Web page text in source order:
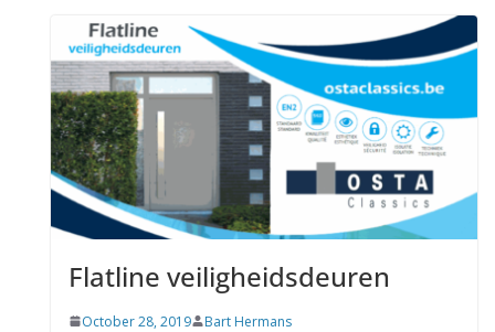
Flatline veiligheidsdeuren
October 28, 2019 Bart Hermans